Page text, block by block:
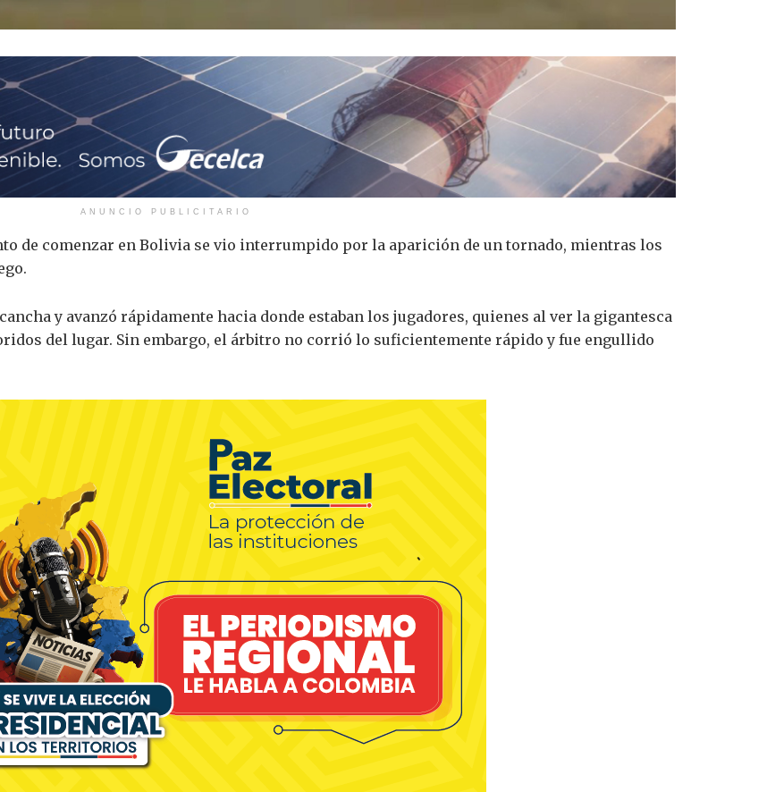
ANUNCIO PUBLICITARIO
de comenzar en Bolivia se vio interrumpido por la aparición de un tornado, mientras los
y avanzó rápidamente hacia donde estaban los jugadores, quienes al ver la gigantesca
del lugar. Sin embargo, el árbitro no corrió lo suficientemente rápido y fue engullido